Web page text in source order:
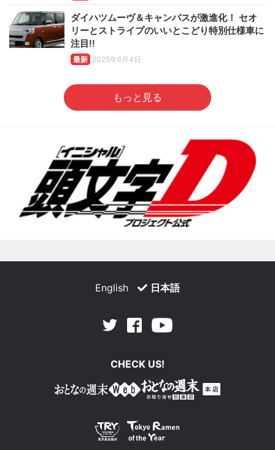
ダイハツムーヴ＆キャンバスが激進化！ セオ
リーとストライプのいいとこどり特別仕様車に
注目!!
最新 2025年6月4日
もっと見る
English 日本語
Twitter Facebook
CHECK US!